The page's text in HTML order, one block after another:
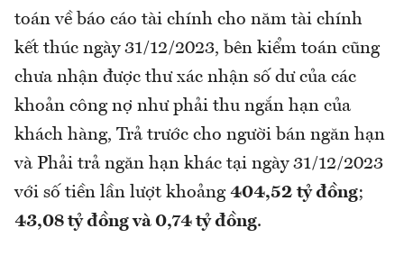
toán về báo cáo tài chính cho năm tài chính
kết thúc ngày 31/12/2023, bên kiểm toán cũng
chưa nhận được thư xác nhận số dư của các
khoản công nợ như phải thu ngắn hạn của
khách hàng, Trả trước cho người bán ngăn hạn
và Phải trả ngăn hạn khác tại ngày 31/12/2023
với số tiền lần lượt khoảng 404,52 tỷ đồng;
43,08 tỷ đồng và 0,74 tỷ đồng.